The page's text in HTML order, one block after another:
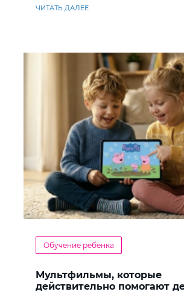
ЧИТАТЬ ДАЛЕЕ
Обучение ребенка
Мультфильмы, которые
действительно помогают